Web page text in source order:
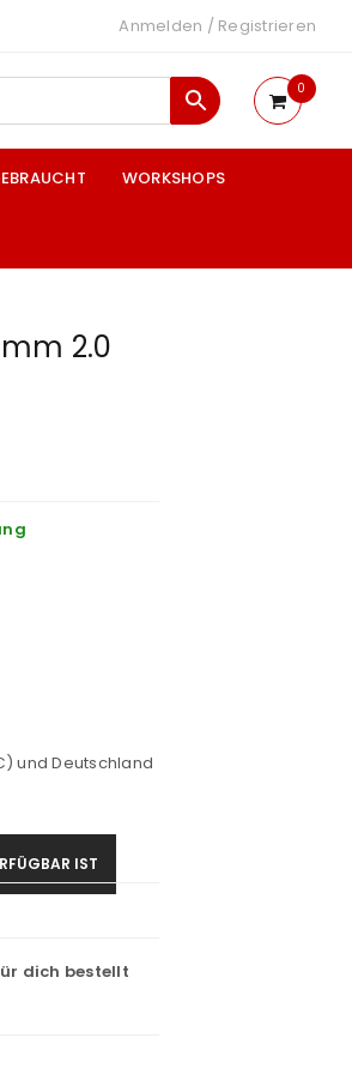
Anmelden / Registrieren
0
WORKSHOPS
2.0
und Deutschland
IST
dich bestellt